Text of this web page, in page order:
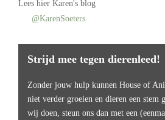
Lees hier Karen's blog
@KarenSoeters
Strijd mee tegen dierenleed!
Zonder jouw hulp kunnen House of
niet verder groeien en dieren een stem
wij doen, steun ons dan met een